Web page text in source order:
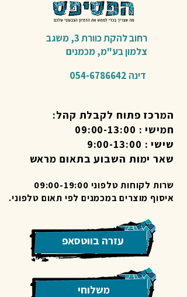
רחוב להקת כוורת 3,
משגב
צלמון בע"מ,מכמנים​
דינה 054-6786642
המרכז פתוח לקבלת קהל:
חמישי : 09:00-13:00
שישי : 9:00-13:00
שאר ימות השבוע בתאום מראש
שרות לקוחות טלפוני 09:00-19:00
איסוף מוצרים במכמנים לפי תאום טלפוני.
עזרה בווטסאפ
משלוחי